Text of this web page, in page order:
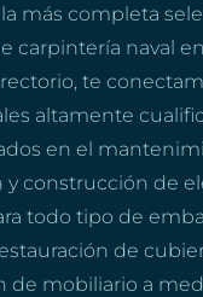
más completa
carpintería naval
te
altamente
en el
y construcción de
todo tipo de
de
de mobiliario a